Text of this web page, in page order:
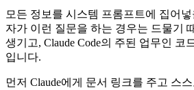
모든 정보를 시스템 프롬프트에 집어
자가 이런 질문을 하는 경우는 드물기
생기고, Claude Code의 주된 업무인 코
입니다.
먼저 Claude에게 문서 링크를 주고 스